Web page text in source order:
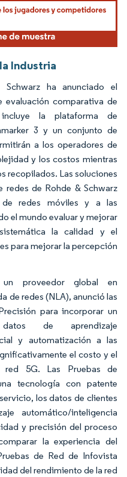
Industria
ha anunciado el
evaluación comparativa de
la plataforma de
3 y un conjunto de
a los operadores de
y los costos mientras
recopilados. Las soluciones
redes de Rohde & Schwarz
redes móviles y a las
el mundo evaluar y mejorar
la calidad y el
para mejorar la percepción
proveedor global en
de redes (NLA), anunció las
para incorporar un
de aprendizaje
y automatización a las
el costo y el
5G. Las Pruebas de
tecnología con patente
los datos de clientes
automático/inteligencia
y precisión del proceso
la experiencia del
de Red de Infovista
del rendimiento de la red